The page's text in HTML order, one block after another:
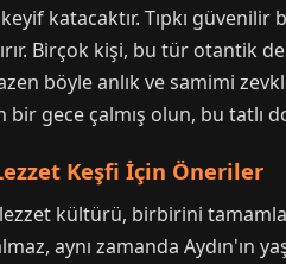
katacaktır. Tıpkı güvenilir
Birçok kişi, bu tür otantik
böyle anlık ve samimi
bir gece çalmış olun, bu tatlı
Keşfi İçin Öneriler
lezzet kültürü, birbirini
aynı zamanda